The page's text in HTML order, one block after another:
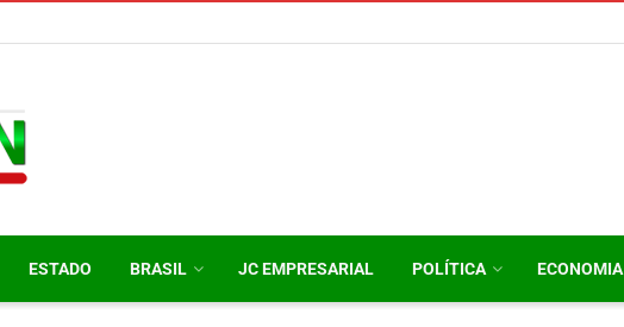
ESTADO BRASIL JC EMPRESARIAL POLÍTICA ECONOMIA